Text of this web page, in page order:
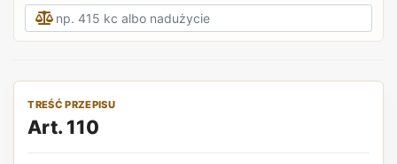
TREŚĆ PRZEPISU
Art. 110